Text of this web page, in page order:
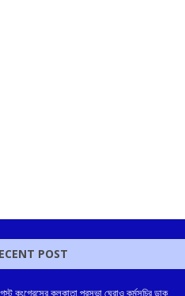
POST
কংগ্রেসের কলকাতা পুরসভা ঘেরাও কর্মসূচির ডাক